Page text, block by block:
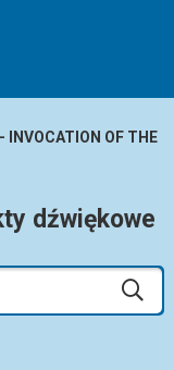
INVOCATION OF THE
dźwiękowe